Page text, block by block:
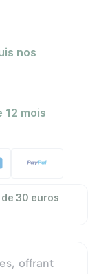
nos
mois
30 euros
offrant